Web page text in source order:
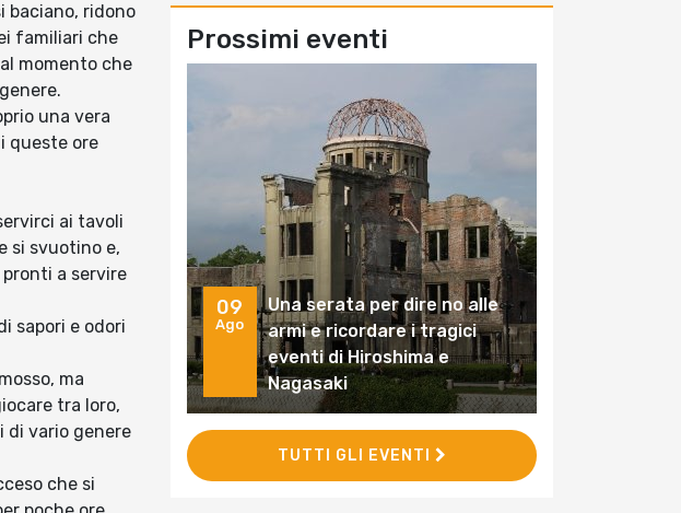
baciano, ridono
familiari che
momento che
una vera
queste ore
ai tavoli
si svuotino e,
a servire
sapori e odori
ma
tra loro,
vario genere
che si
Prossimi eventi
09
Ago
Una serata per dire no alle
armi e ricordare i tragici
eventi di Hiroshima e
Nagasaki
TUTTI GLI EVENTI